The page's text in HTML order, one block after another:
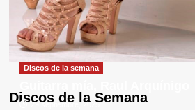
Discos de la Semana
Discos de la semana
29 septiembre, 2025